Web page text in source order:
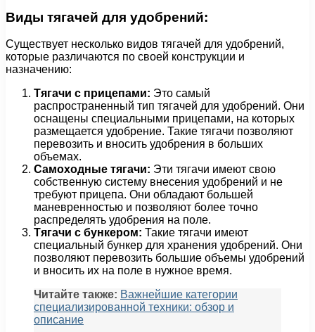
Виды тягачей для удобрений:
Существует несколько видов тягачей для удобрений,
которые различаются по своей конструкции и
назначению:
Тягачи с прицепами: Это самый
распространенный тип тягачей для удобрений. Они
оснащены специальными прицепами, на которых
размещается удобрение. Такие тягачи позволяют
перевозить и вносить удобрения в больших
объемах.
Самоходные тягачи: Эти тягачи имеют свою
собственную систему внесения удобрений и не
требуют прицепа. Они обладают большей
маневренностью и позволяют более точно
распределять удобрения на поле.
Тягачи с бункером: Такие тягачи имеют
специальный бункер для хранения удобрений. Они
позволяют перевозить большие объемы удобрений
и вносить их на поле в нужное время.
Читайте также: Важнейшие категории
специализированной техники: обзор и
описание